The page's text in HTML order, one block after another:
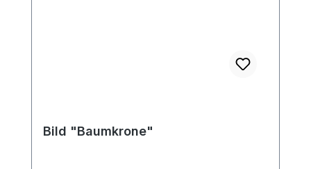
Bild "Baumkrone"